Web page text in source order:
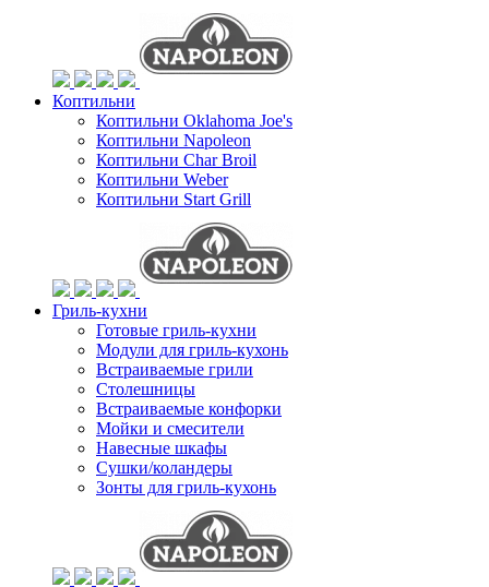
Коптильни
Коптильни Oklahoma Joe's
Коптильни Napoleon
Коптильни Char Broil
Коптильни Weber
Коптильни Start Grill
Гриль-кухни
Готовые гриль-кухни
Модули для гриль-кухонь
Встраиваемые грили
Столешницы
Встраиваемые конфорки
Мойки и смесители
Навесные шкафы
Сушки/коландеры
Зонты для гриль-кухонь